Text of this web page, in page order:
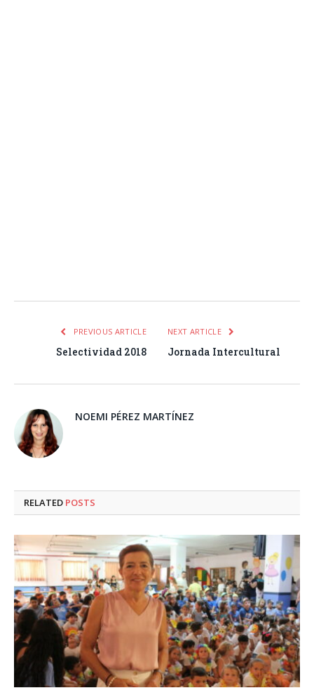
PREVIOUS ARTICLE
Selectividad 2018
NEXT ARTICLE
Jornada Intercultural
NOEMI PÉREZ MARTÍNEZ
RELATED POSTS